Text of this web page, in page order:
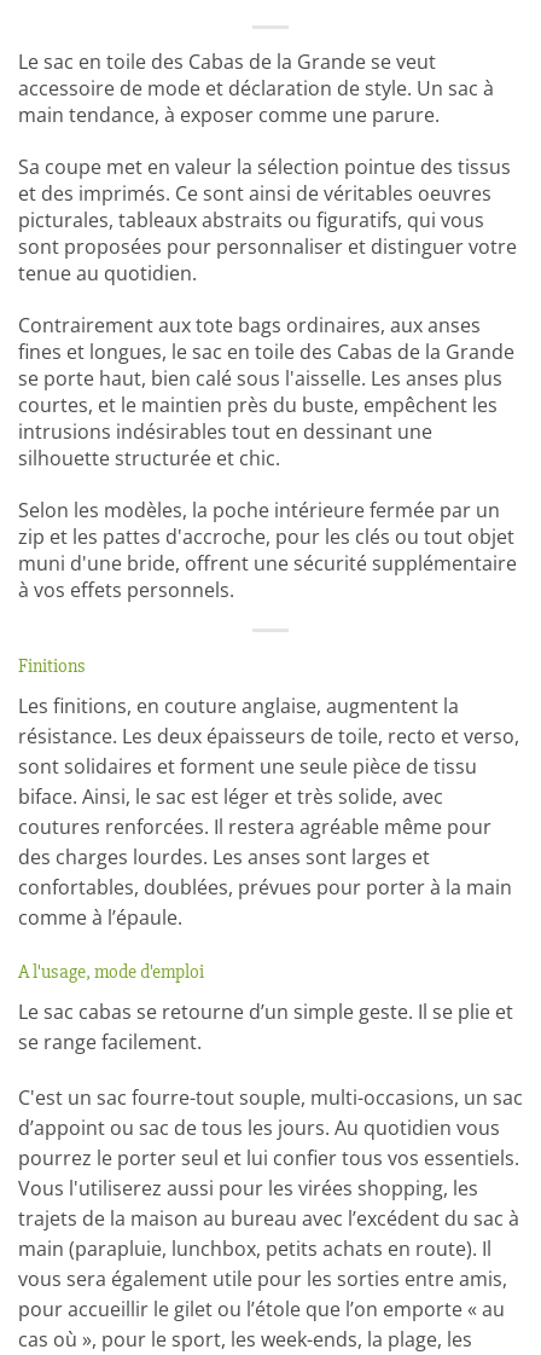
Le sac en toile des Cabas de la Grande se veut
accessoire de mode et déclaration de style. Un sac à
main tendance, à exposer comme une parure.
Sa coupe met en valeur la sélection pointue des tissus
et des imprimés. Ce sont ainsi de véritables oeuvres
picturales, tableaux abstraits ou figuratifs, qui vous
sont proposées pour personnaliser et distinguer votre
tenue au quotidien.
Contrairement aux tote bags ordinaires, aux anses
fines et longues, le sac en toile des Cabas de la Grande
se porte haut, bien calé sous l'aisselle. Les anses plus
courtes, et le maintien près du buste, empêchent les
intrusions indésirables tout en dessinant une
silhouette structurée et chic.
Selon les modèles, la poche intérieure fermée par un
zip et les pattes d'accroche, pour les clés ou tout objet
muni d'une bride, offrent une sécurité supplémentaire
à vos effets personnels.
Finitions
Les finitions, en couture anglaise, augmentent la
résistance. Les deux épaisseurs de toile, recto et verso,
sont solidaires et forment une seule pièce de tissu
biface. Ainsi, le sac est léger et très solide, avec
coutures renforcées. Il restera agréable même pour
des charges lourdes. Les anses sont larges et
confortables, doublées, prévues pour porter à la main
comme à l’épaule.
A l'usage, mode d'emploi
Le sac cabas se retourne d’un simple geste. Il se plie et
se range facilement.
C'est un sac fourre-tout souple, multi-occasions, un sac
d’appoint ou sac de tous les jours. Au quotidien vous
pourrez le porter seul et lui confier tous vos essentiels.
Vous l'utiliserez aussi pour les virées shopping, les
trajets de la maison au bureau avec l’excédent du sac à
main (parapluie, lunchbox, petits achats en route). Il
vous sera également utile pour les sorties entre amis,
pour accueillir le gilet ou l’étole que l’on emporte « au
cas où », pour le sport, les week-ends, la plage, les